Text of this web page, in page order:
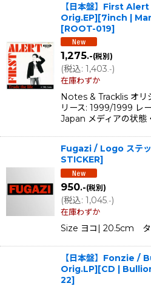
【日本盤】First
Orig.EP][7inch |
[ROOT-019]
1,275.-(税別)
(税込: 1,403.-)
在庫わずか
Notes & Tracklis オリ
リース: 1999/1999 レ
Japan メディアの状
Fugazi / Logo ステ
STICKER]
950.-(税別)
(税込: 1,045 .-)
在庫わずか
Size ヨコ| 20.5cm
【日本盤】Fonzie /
Orig.LP][CD | Bullion]
22]